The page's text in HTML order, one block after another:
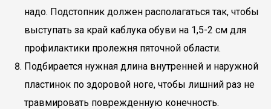
надо. Подстопник должен располагаться так, чтобы
выступать за край каблука обуви на 1,5-2 см для
профилактики пролежня пяточной области.
Подбирается нужная длина внутренней и наружной
пластинок по здоровой ноге, чтобы лишний раз не
травмировать поврежденную конечность.